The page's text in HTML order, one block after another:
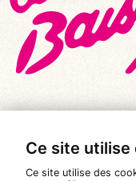
Ce site utilise
Ce site utilise des
© All rights reserved
Legal notices